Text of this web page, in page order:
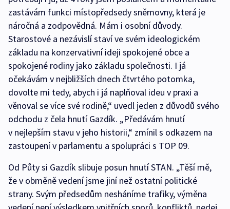
zastávám funkci místopředsedy sněmovny, která je
náročná a zodpovědná. Mám i osobní důvody.
Starostové a nezávislí staví ve svém ideologickém
základu na konzervativní ideji spokojené obce a
spokojené rodiny jako základu společnosti. I já
očekávám v nejbližších dnech čtvrtého potomka,
dovolte mi tedy, abych i já naplňoval ideu v praxi a
věnoval se více své rodině,“ uvedl jeden z důvodů svého
odchodu z čela hnutí Gazdík. „Předávám hnutí
v nejlepším stavu v jeho historii,“ zmínil s odkazem na
zastoupení v parlamentu a spolupráci s TOP 09.
Od Půty si Gazdík slibuje posun hnutí STAN. „Těší mě,
že v obměně vedení jsme jiní než ostatní politické
strany. Svým předsedům nesháníme trafiky, výměna